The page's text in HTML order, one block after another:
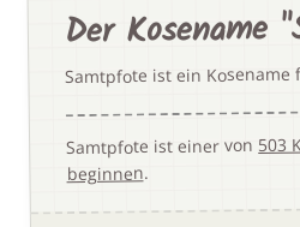
Der Kosename
Samtpfote ist ein
Samtpfote ist einer von 503
beginnen.